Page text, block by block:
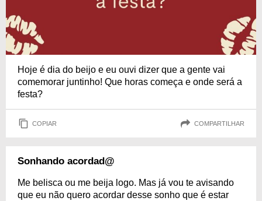
Hoje é dia do beijo e eu ouvi dizer que a gente vai
comemorar juntinho! Que horas começa e onde será a
festa?
COPIAR COMPARTILHAR
Sonhando acordad@
Me belisca ou me beija logo. Mas já vou te avisando
que eu não quero acordar desse sonho que é estar